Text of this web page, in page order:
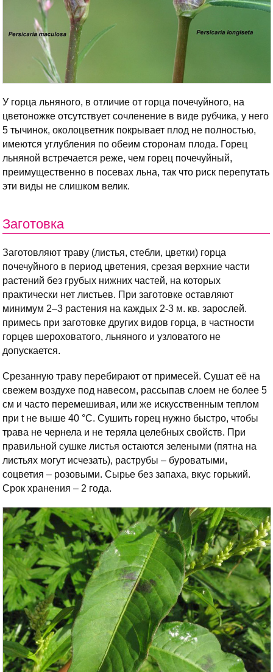
У горца льняного, в отличие от горца почечуйного, на
цветоножке отсутствует сочленение в виде рубчика, у него
5 тычинок, околоцветник покрывает плод не полностью,
имеются углубления по обеим сторонам плода. Горец
льняной встречается реже, чем горец почечуйный,
преимущественно в посевах льна, так что риск перепутать
эти виды не слишком велик.
Заготовка
Заготовляют траву (листья, стебли, цветки) горца
почечуйного в период цветения, срезая верхние части
растений без грубых нижних частей, на которых
практически нет листьев. При заготовке оставляют
минимум 2–3 растения на каждых 2-3 м. кв. зарослей.
примесь при заготовке других видов горца, в частности
горцев шероховатого, льняного и узловатого не
допускается.
Срезанную траву перебирают от примесей. Сушат её на
свежем воздухе под навесом, рассыпав слоем не более 5
см и часто перемешивая, или же искусственным теплом
при t не выше 40 °С. Сушить горец нужно быстро, чтобы
трава не чернела и не теряла целебных свойств. При
правильной сушке листья остаются зелеными (пятна на
листьях могут исчезать), раструбы – буроватыми,
соцветия – розовыми. Сырье без запаха, вкус горький.
Срок хранения – 2 года.